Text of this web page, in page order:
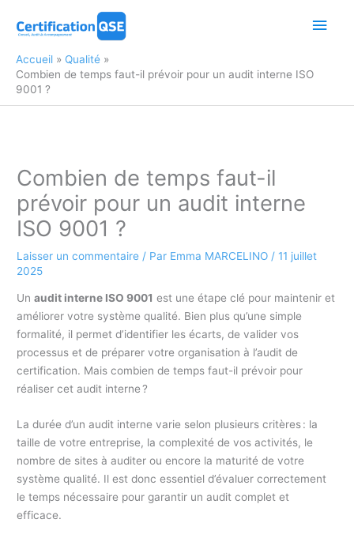
Accueil
Qualité
Combien de temps faut-il prévoir pour un audit interne ISO
9001 ?
Combien de temps faut-il
prévoir pour un audit interne
ISO 9001 ?
Laisser un commentaire / Par Emma MARCELINO /11 juillet
2025
Unaudit interne ISO 9001 est une étape clé pour maintenir et
améliorer votre système qualité. Bien plus qu’une simple
formalité, il permet d’identifier les écarts, de valider vos
processus et de préparer votre organisation à l’audit de
certification. Mais combien de temps faut-il prévoir pour
réaliser cet audit interne ?
La durée d’un audit interne varie selon plusieurs critères : la
taille de votre entreprise, la complexité de vos activités, le
nombre de sites à auditer ou encore la maturité de votre
système qualité. Il est donc essentiel d’évaluer correctement
le temps nécessaire pour garantir un audit complet et
efficace.